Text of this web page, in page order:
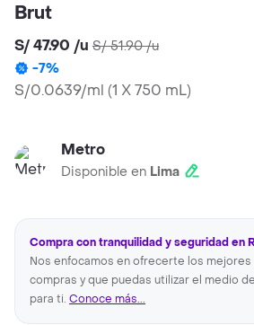
Brut
S/ 47.90 /u S/ 51.90/u
-7%
S/0.0639/ml (1 X 750 mL)
Metro
Disponible en Lima
Compra con tranquilidad y seguridad en
Nos enfocamos en ofrecerte los
compras y que puedas utilizar el medio
para ti. Conoce más...